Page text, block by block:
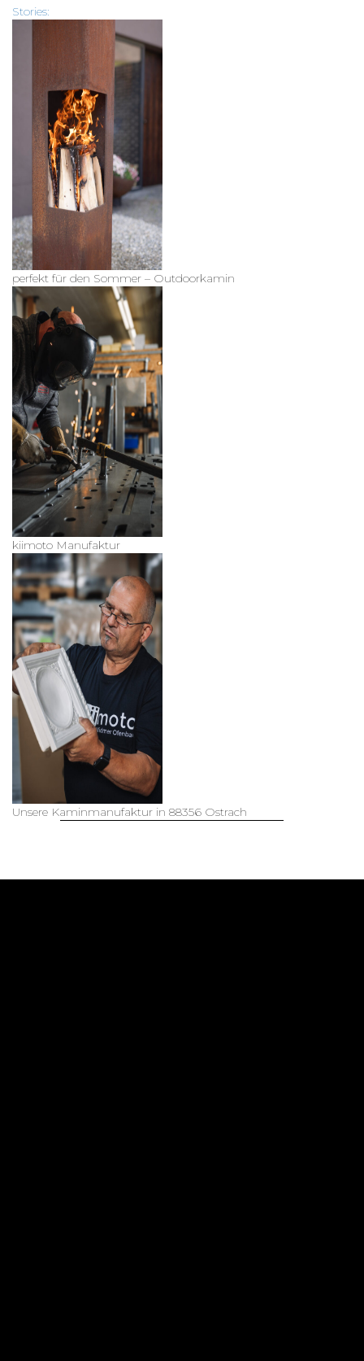
Stories:
perfekt für den Sommer – Outdoorkamin
kiimoto Manufaktur
Unsere Kaminmanufaktur in 88356 Ostrach
schwebender Kiimoto
Kamin Ravensburg
mehr lesen...